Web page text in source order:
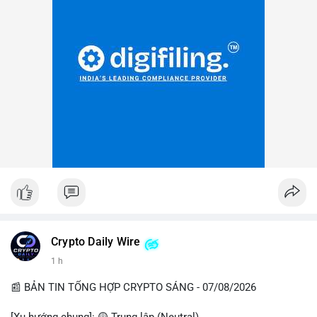
Crypto Daily Wire
1 h
📰 BẢN TIN TỔNG HỢP CRYPTO SÁNG - 07/08/2026